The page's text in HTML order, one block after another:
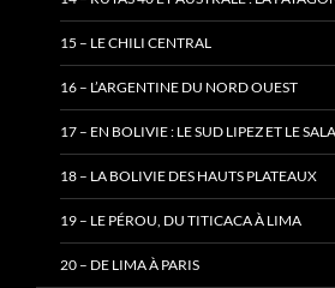
15 – LE CHILI CENTRAL
16 – L’ARGENTINE DU NORD OUEST
17 – EN BOLIVIE : LE SUD LIPEZ ET LE
18 – LA BOLIVIE DES HAUTS PLATEAUX
19 – LE PÉROU, DU TITICACA À LIMA
20 – DE LIMA À PARIS